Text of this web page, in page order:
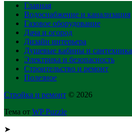
Главная
Водоснабжение и канализация
Газовое оборудование
Дача и огород
Дизайн интерьера
Душевые кабины и сантехника
Электрика и безопасность
Строительство и ремонт
Полезное
Стройка и ремонт © 2026
Тема от WP Puzzle
➤